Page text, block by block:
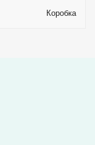
Коробка